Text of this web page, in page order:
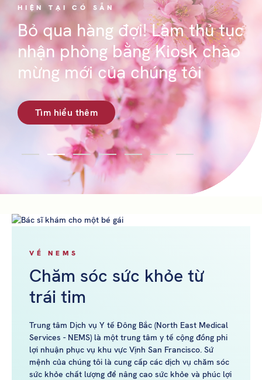
HIỆN TẠI CÓ SẴN
Bỏ qua hàng đợi! Làm thủ tục
nhận phòng bằng Kiosk chào
mừng mới của chúng tôi
Tìm hiểu thêm
VỀ NEMS
Chăm sóc sức khỏe từ
trái tim
Trung tâm Dịch vụ Y tế Đông Bắc (North East Medical
Services - NEMS) là một trung tâm y tế cộng đồng phi
lợi nhuận phục vụ khu vực Vịnh San Francisco. Sứ
mệnh của chúng tôi là cung cấp các dịch vụ chăm sóc
sức khỏe chất lượng để nâng cao sức khỏe và phúc lợi